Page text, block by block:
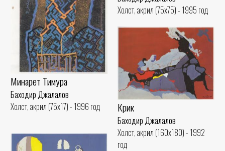
Минарет Тимура
Баходир Джалалов
Холст, акрил (75x17) - 1996 год
Холст, акрил (75x75) - 1995 год
Крик
Баходир Джалалов
Холст, акрил (160x180) - 1992
год